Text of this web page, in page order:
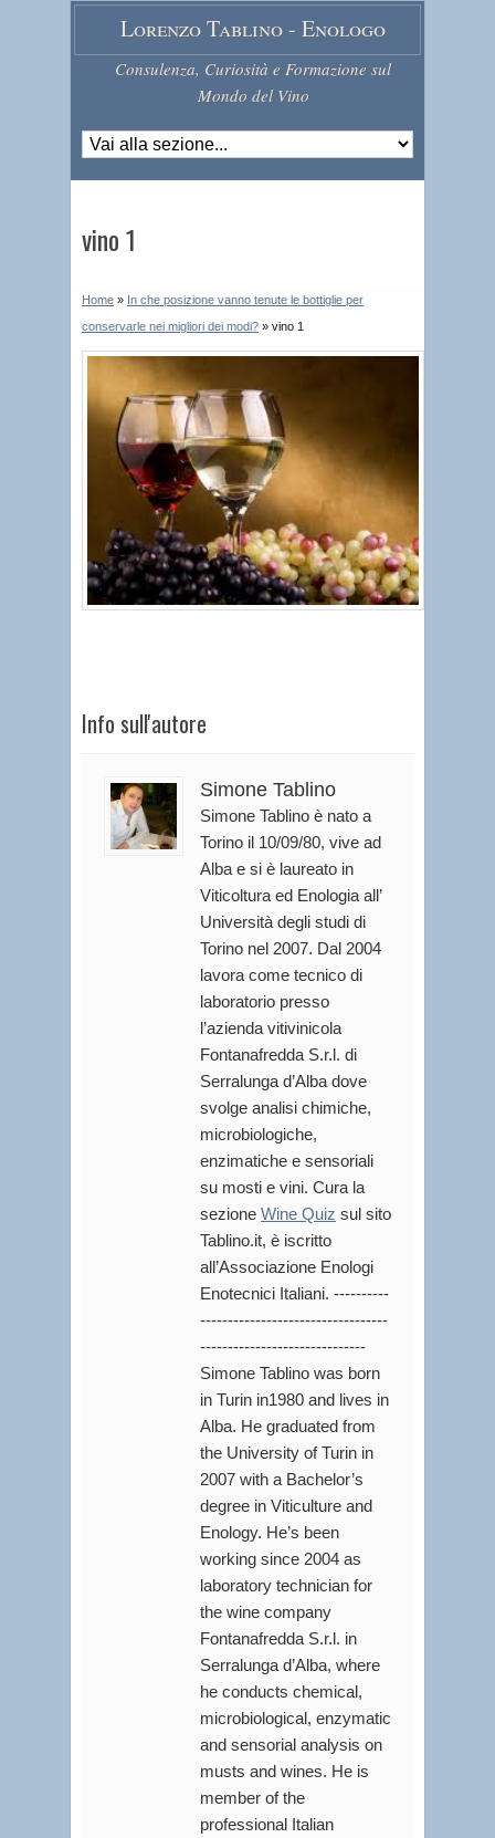
Lorenzo Tablino - Enologo
Consulenza, Curiosità e Formazione sul
Mondo del Vino
vino 1
Home » In che posizione vanno tenute le bottiglie per
conservarle nei migliori dei modi? » vino 1
Info sull'autore
Simone Tablino
Simone Tablino è nato a
Torino il 10/09/80, vive ad
Alba e si è laureato in
Viticoltura ed Enologia all’
Università degli studi di
Torino nel 2007. Dal 2004
lavora come tecnico di
laboratorio presso
l’azienda vitivinicola
Fontanafredda S.r.l. di
Serralunga d’Alba dove
svolge analisi chimiche,
microbiologiche,
enzimatiche e sensoriali
su mosti e vini. Cura la
sezione Wine Quiz sul sito
Tablino.it, è iscritto
all’Associazione Enologi
Enotecnici Italiani. ----------
----------------------------------
------------------------------
Simone Tablino was born
in Turin in1980 and lives in
Alba. He graduated from
the University of Turin in
2007 with a Bachelor’s
degree in Viticulture and
Enology. He’s been
working since 2004 as
laboratory technician for
the wine company
Fontanafredda S.r.l. in
Serralunga d’Alba, where
he conducts chemical,
microbiological, enzymatic
and sensorial analysis on
musts and wines. He is
member of the
professional Italian